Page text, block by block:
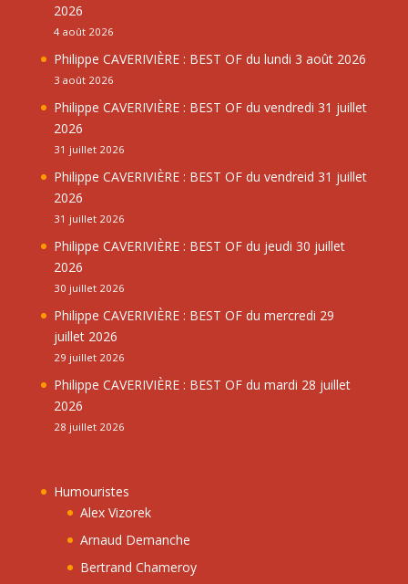
2026
4 août 2026
Philippe CAVERIVIÈRE : BEST OF du lundi 3 août 2026
3 août 2026
Philippe CAVERIVIÈRE : BEST OF du vendredi 31 juillet
2026
31 juillet 2026
Philippe CAVERIVIÈRE : BEST OF du vendreid 31 juillet
2026
31 juillet 2026
Philippe CAVERIVIÈRE : BEST OF du jeudi 30 juillet
2026
30 juillet 2026
Philippe CAVERIVIÈRE : BEST OF du mercredi 29
juillet 2026
29 juillet 2026
Philippe CAVERIVIÈRE : BEST OF du mardi 28 juillet
2026
28 juillet 2026
Humouristes
Alex Vizorek
Arnaud Demanche
Bertrand Chameroy